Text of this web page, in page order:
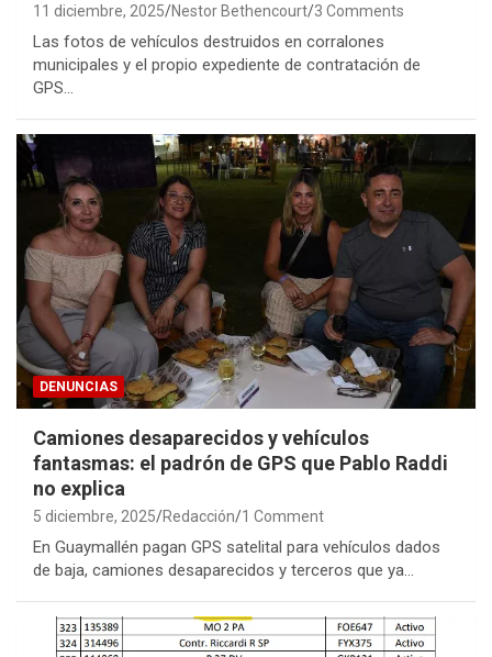
11 diciembre, 2025 Nestor Bethencourt 3 Comments
Las fotos de vehículos destruidos en corralones
municipales y el propio expediente de contratación de
GPS…
DENUNCIAS
Camiones desaparecidos y vehículos
fantasmas: el padrón de GPS que Pablo Raddi
no explica
5 diciembre, 2025 Redacción 1 Comment
En Guaymallén pagan GPS satelital para vehículos dados
de baja, camiones desaparecidos y terceros que ya…